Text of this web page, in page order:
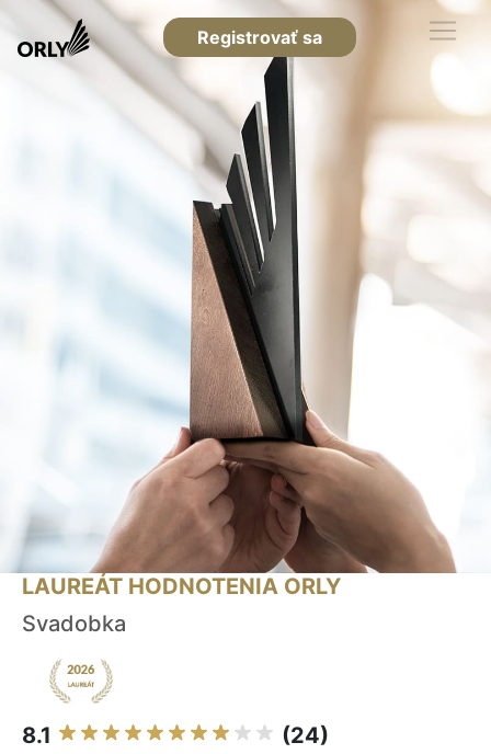
Registrovať sa
LAUREÁT HODNOTENIA ORLY
Svadobka
8.1 (24)